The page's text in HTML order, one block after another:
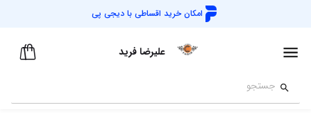
امکان خرید اقساطی با دیجی پی
علیرضا فرید